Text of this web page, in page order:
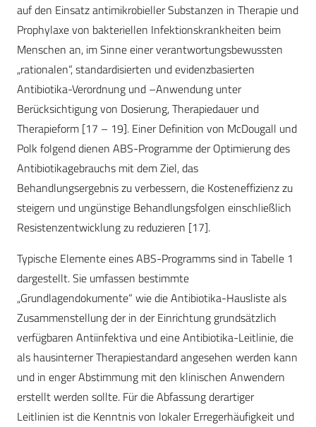
auf den Einsatz antimikrobieller Substanzen in Therapie und
Prophylaxe von bakteriellen Infektionskrankheiten beim
Menschen an, im Sinne einer verantwortungsbewussten
„rationalen“, standardisierten und evidenzbasierten
Antibiotika-Verordnung und –Anwendung unter
Berücksichtigung von Dosierung, Therapiedauer und
Therapieform [17 – 19]. Einer Definition von McDougall und
Polk folgend dienen ABS-Programme der Optimierung des
Antibiotikagebrauchs mit dem Ziel, das
Behandlungsergebnis zu verbessern, die Kosteneffizienz zu
steigern und ungünstige Behandlungsfolgen einschließlich
Resistenzentwicklung zu reduzieren [17].
Typische Elemente eines ABS-Programms sind in Tabelle 1
dargestellt. Sie umfassen bestimmte
„Grundlagendokumente“ wie die Antibiotika-Hausliste als
Zusammenstellung der in der Einrichtung grundsätzlich
verfügbaren Antiinfektiva und eine Antibiotika-Leitlinie, die
als hausinterner Therapiestandard angesehen werden kann
und in enger Abstimmung mit den klinischen Anwendern
erstellt werden sollte. Für die Abfassung derartiger
Leitlinien ist die Kenntnis von lokaler Erregerhäufigkeit und